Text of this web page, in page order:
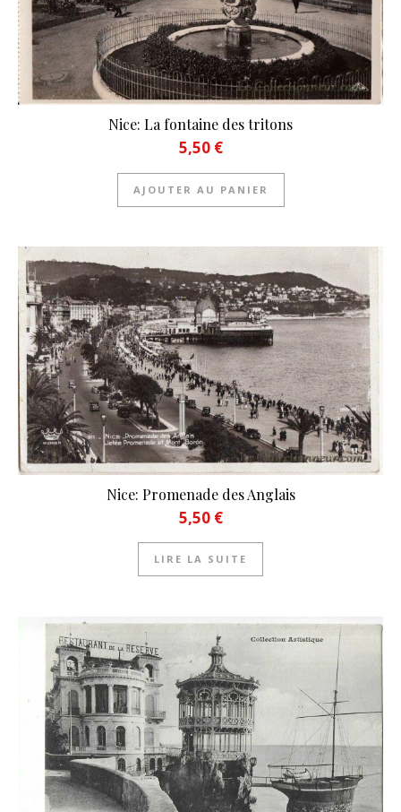
Nice: La fontaine des tritons
5,50 €
AJOUTER AU PANIER
Nice: Promenade des Anglais
5,50 €
LIRE LA SUITE